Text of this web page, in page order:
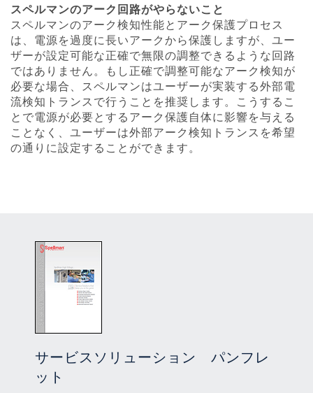
スペルマンのアーク回路がやらないこと
スペルマンのアーク検知性能とアーク保護プロセス
は、電源を過度に長いアークから保護しますが、ユー
ザーが設定可能な正確で無限の調整できるような回路
ではありません。もし正確で調整可能なアーク検知が
必要な場合、スペルマンはユーザーが実装する外部電
流検知トランスで行うことを推奨します。こうするこ
とで電源が必要とするアーク保護自体に影響を与える
ことなく、ユーザーは外部アーク検知トランスを希望
の通りに設定することができます。
サービスソリューション パンフレ
ット